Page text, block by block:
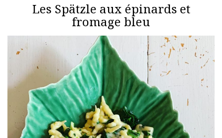
Les Spätzle aux épinards et
fromage bleu